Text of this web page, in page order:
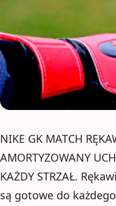
NIKE GK MATCH
AMORTYZOWANY
KAŻDY STRZAŁ.
są gotowe do